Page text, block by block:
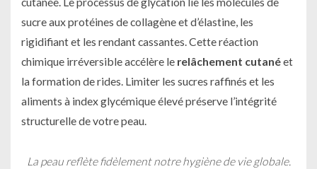
sucre aux protéines de collagène et d’élastine, les
rigidifiant et les rendant cassantes. Cette réaction
chimique irréversible accélère le relâchement cutanéet
la formation de rides. Limiter les sucres raffinés et les
aliments à index glycémique élevé préserve l’intégrité
structurelle de votre peau.
La peau reflète fidèlement notre hygiène de vie globale.